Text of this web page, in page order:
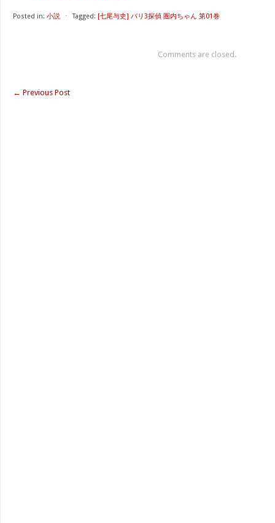
Posted in: 小説 ⋅ Tagged: [七尾与史] バリ3探偵 圏内ちゃん 第01巻
Comments are closed.
← Previous Post